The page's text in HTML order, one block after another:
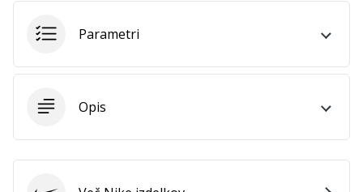
Parametri
Opis